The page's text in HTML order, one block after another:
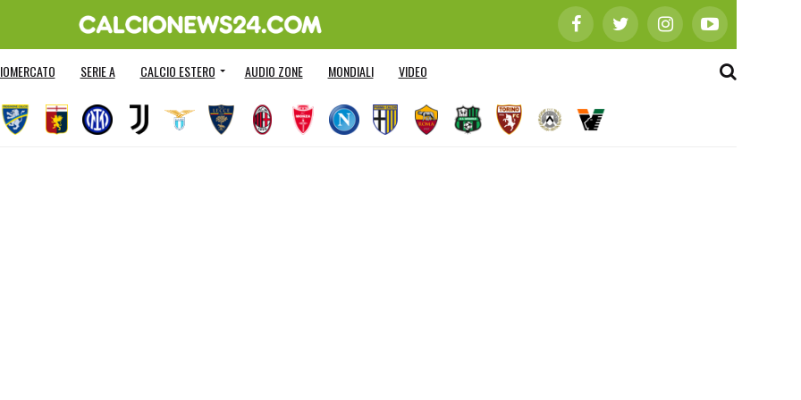
SERIE A CALCIO ESTERO AUDIO ZONE MONDIALI VIDEO